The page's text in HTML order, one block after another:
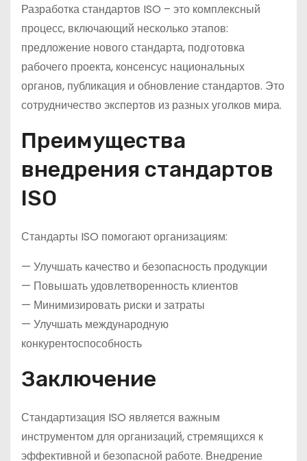
Разработка стандартов ISO – это комплексный
процесс, включающий несколько этапов:
предложение нового стандарта, подготовка
рабочего проекта, консенсус национальных
органов, публикация и обновление стандартов. Это
сотрудничество экспертов из разных уголков мира.
Преимущества
внедрения стандартов
ISO
Стандарты ISO помогают организациям:
— Улучшать качество и безопасность продукции
— Повышать удовлетворенность клиентов
— Минимизировать риски и затраты
— Улучшать международную
конкурентоспособность
Заключение
Стандартизация ISO является важным
инструментом для организаций, стремящихся к
эффективной и безопасной работе. Внедрение